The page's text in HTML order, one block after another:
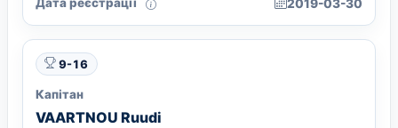
2019-03-30
9-16
Капітан
VAARTNOU Ruudi